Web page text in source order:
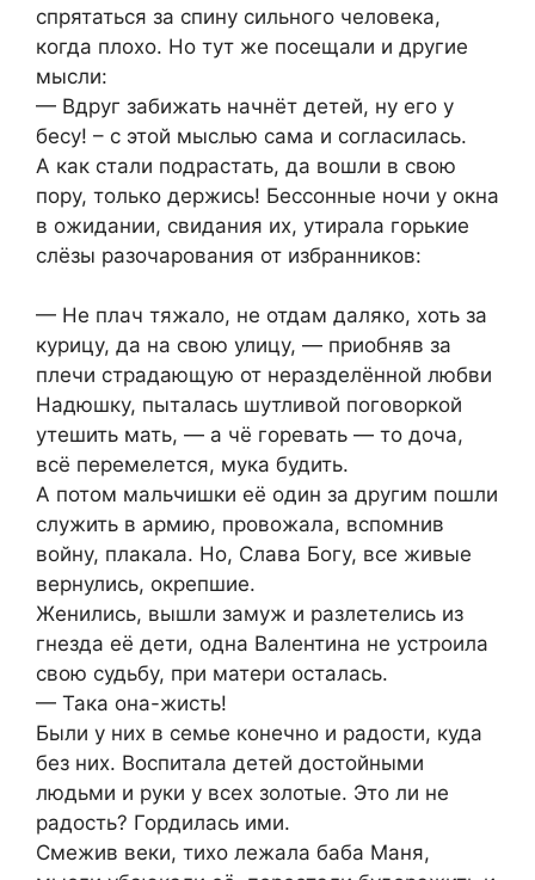
спрятаться за спину сильного человека,
когда плохо. Но тут же посещали и другие
мысли:
— Вдруг забижать начнёт детей, ну его у
бесу! – с этой мыслью сама и согласилась.
А как стали подрастать, да вошли в свою
пору, только держись! Бессонные ночи у окна
в ожидании, свидания их, утирала горькие
слёзы разочарования от избранников:
— Не плач тяжало, не отдам даляко, хоть за
курицу, да на свою улицу, — приобняв за
плечи страдающую от неразделённой любви
Надюшку, пыталась шутливой поговоркой
утешить мать, — а чё горевать — то доча,
всё перемелется, мука будить.
А потом мальчишки её один за другим пошли
служить в армию, провожала, вспомнив
войну, плакала. Но, Слава Богу, все живые
вернулись, окрепшие.
Женились, вышли замуж и разлетелись из
гнезда её дети, одна Валентина не устроила
свою судьбу, при матери осталась.
— Така она-жисть!
Были у них в семье конечно и радости, куда
без них. Воспитала детей достойными
людьми и руки у всех золотые. Это ли не
радость? Гордилась ими.
Смежив веки, тихо лежала баба Маня,